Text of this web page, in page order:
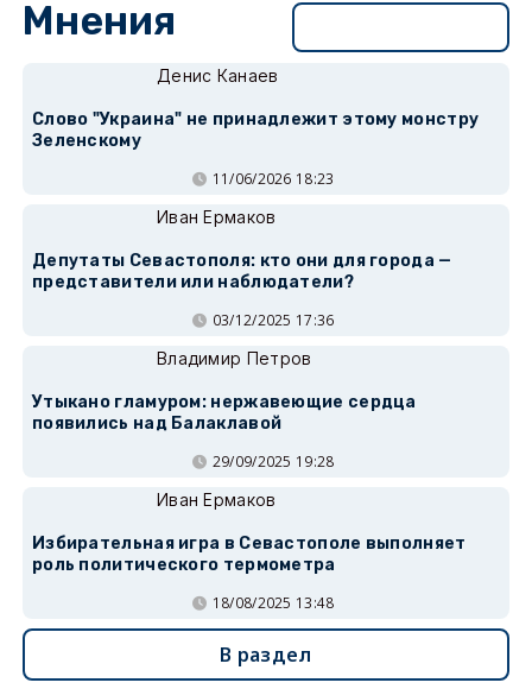
Мнения
Денис Канаев
Слово "Украина" не принадлежит этому монстру
Зеленскому
11/06/2026 18:23
Иван Ермаков
Депутаты Севастополя: кто они для города —
представители или наблюдатели?
03/12/2025 17:36
Владимир Петров
Утыкано гламуром: нержавеющие сердца
появились над Балаклавой
29/09/2025 19:28
Иван Ермаков
Избирательная игра в Севастополе выполняет
роль политического термометра
18/08/2025 13:48
В раздел